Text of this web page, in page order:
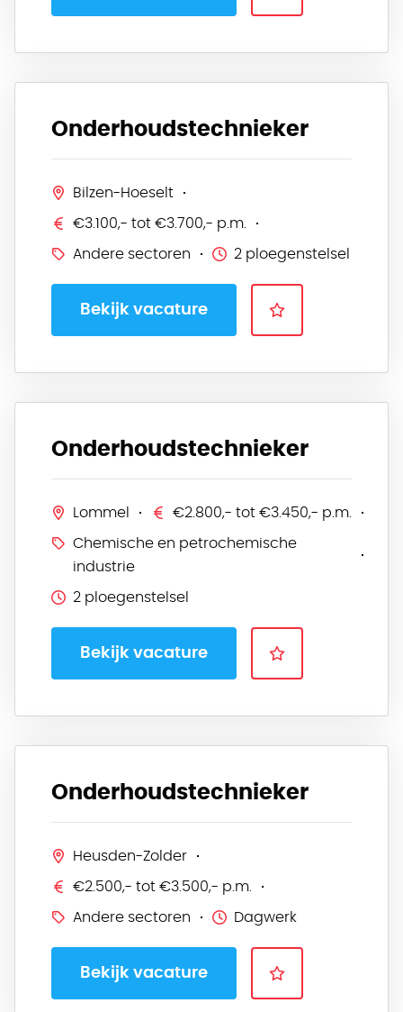
Onderhoudstechnieker
Bilzen-Hoeselt
€3.100,- tot €3.700,- p.m.
Andere sectoren 2 ploegenstelsel
Bekijk vacature
Onderhoudstechnieker
Lommel €2.800,- tot €3.450,- p.m.
Chemische en petrochemische
industrie
2 ploegenstelsel
Bekijk vacature
Onderhoudstechnieker
Heusden-Zolder
€2.500,- tot €3.500,- p.m.
Andere sectoren Dagwerk
Bekijk vacature